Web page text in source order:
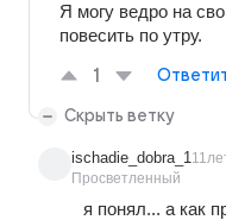
Я могу ведро на
повесить по утру.
1
Скрыть ветку
ischadie_dobra_1
Просветленный
я понял... а как